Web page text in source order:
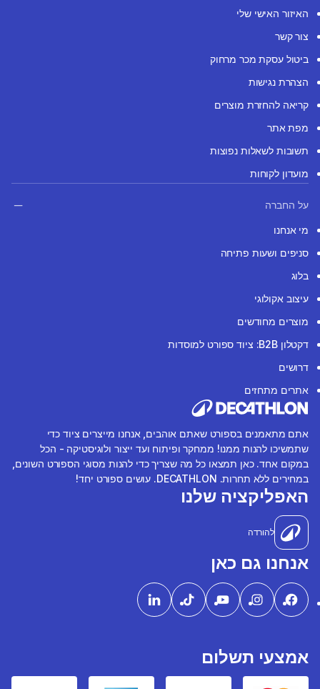
האיזור האישי שלי
צור קשר
ביטול עסקת מכר מרחוק
הצהרת נגישות
קריאה להחזרת מוצרים
מפת אתר
תשובות לשאלות נפוצות
מועדון לקוחות
על החברה
מי אנחנו
סניפים ושעות פתיחה
בלוג
עיצוב אקולוגי
מוצרים מחודשים
דקטלון B2B: ציוד ספורט למוסדות
דרושים
אתרים מתחזים
אתם מתאמנים בספורט שאתם אוהבים, אנחנו מייצרים ציוד כדי
שתמשיכו להנות ממנו! ממחקר ופיתוח ועד ייצור ולוגיסטיקה - הכל
במקום אחד. כאן תמצאו כל מה שצריך כדי להנות מסוגי הספורט השונים,
במחירים ללא תחרות. DECATHLON. עושים ספורט יחד!
האפליקציה שלנו
להורדה
אנחנו גם כאן
אמצעי תשלום